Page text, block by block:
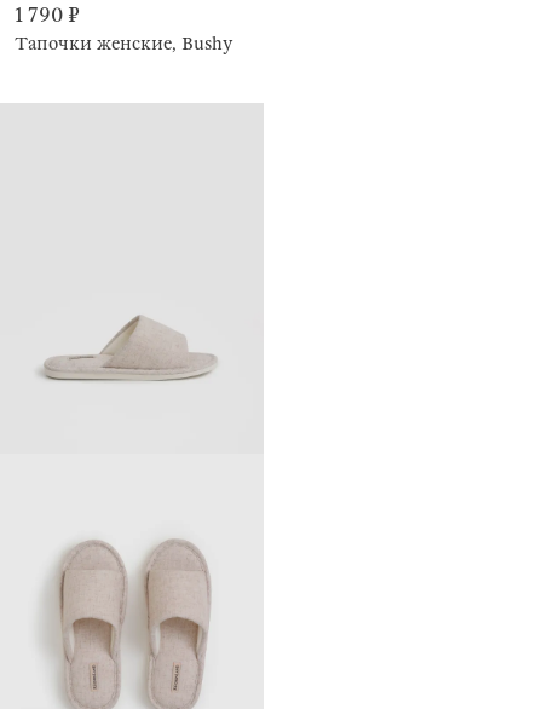
1 790 ₽
Тапочки женские, Bushy